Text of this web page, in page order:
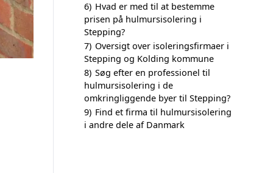
6) Hvad er med til at bestemme
prisen på hulmursisolering i
Stepping?
7) Oversigt over isoleringsfirmaer i
Stepping og Kolding kommune
8) Søg efter en professionel til
hulmursisolering i de
omkringliggende byer til Stepping?
9) Find et firma til hulmursisolering
i andre dele af Danmark